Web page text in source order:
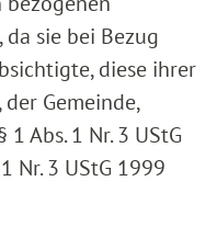
sie bei Bezug
diese ihrer
Gemeinde,
Abs. 1 Nr. 3 UStG
Nr. 3 UStG 1999